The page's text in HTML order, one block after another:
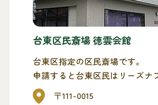
台東区民斎場 徳雲会館
台東区指定の区民斎場です。
申請すると台東区民はリーズナ
利用いただけます。
〒111-0015